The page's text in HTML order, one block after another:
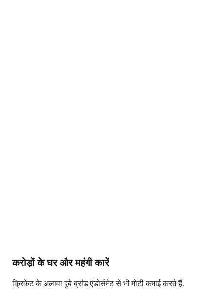
करोड़ों के घर और महंगी कारें
क्रिकेट के अलावा दुबे ब्रांड एंडोर्समेंट से भी मोटी कमाई करते हैं.